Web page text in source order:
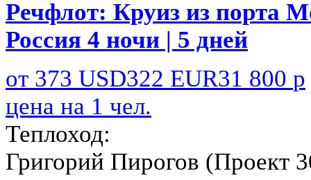
Речфлот: Круиз из порта
Россия 4 ночи | 5 дней
от 373 USD322 EUR31 800 р
цена на 1 чел.
Теплоход:
Григорий Пирогов (Проект